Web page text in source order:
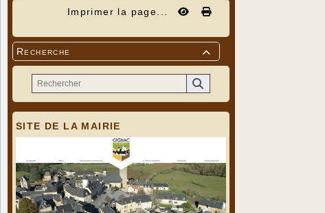
Imprimer la page...

Recherche
SITE DE LA MAIRIE